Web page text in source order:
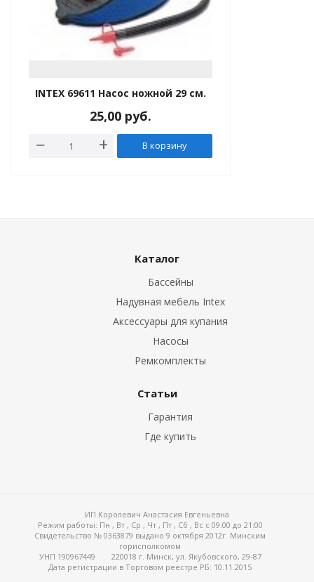
INTEX 69611 Насос ножной 29 см.
25,00 руб.
В корзину
Каталог
Бассейны
Надувная мебель Intex
Аксессуары для купания
Насосы
Ремкомплекты
Статьи
Гарантия
Где купить
ИП Королевич Анастасия Евгеньевна
Режим работы: Пн , Вт , Ср , Чт , Пт , Сб , Вс c 09:00 до 21:00
Свидетельство № 0363879 выдано 9 октября 2012г. Минским
горисполкомом
УНП 190967449
220018 г. Минск, ул. Якубовского, 29-87
Дата регистрации в Торговом реестре РБ: 10.11.2015